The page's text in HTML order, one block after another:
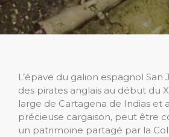
L’épave du galion espagnol San
des pirates anglais au début du
large de Cartagena de Indias et
précieuse cargaison, peut être
un patrimoine partagé par la